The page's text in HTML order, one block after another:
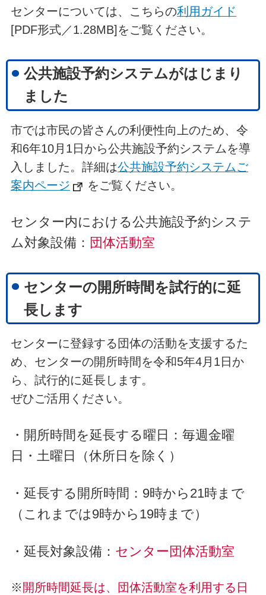
センターについては、こちらの利用ガイド
[PDF形式／1.28MB]をご覧ください。
公共施設予約システムがはじまり
ました
市では市民の皆さんの利便性向上のため、令
和6年10月1日から公共施設予約システムを導
入しました。詳細は公共施設予約システムご
案内ページ
をご覧ください。
センター内における公共施設予約システ
ム対象設備： 団体活動室
センターの開所時間を試行的に延
長します
センターに登録する団体の活動を支援するた
め、センターの開所時間を令和5年4月1日か
ら、試行的に延長します。
ぜひご活用ください。
・開所時間を延長する曜日：毎週金曜
日・土曜日（休所日を除く）
・延長する開所時間：9時から21時まで
（これまでは9時から19時まで）
・延長対象設備： センター団体活動室
※ 開所時間延長は、団体活動室を利用する日